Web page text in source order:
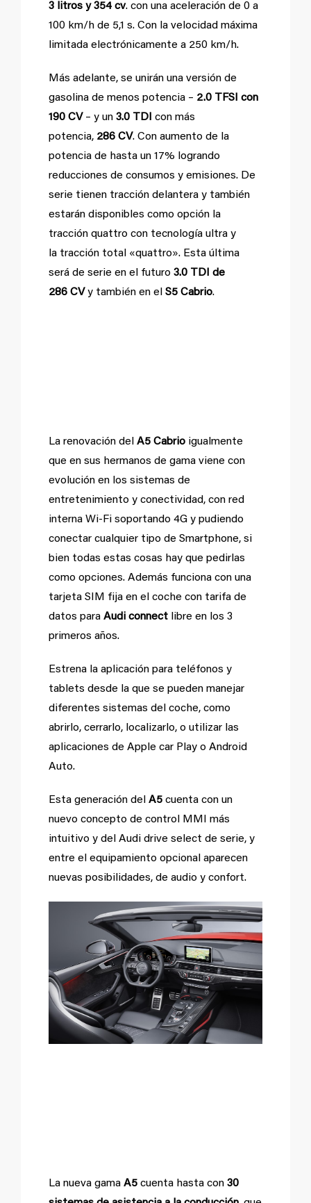
3 litros y 354 cv. con una aceleración de 0 a
100 km/h de 5,1 s. Con la velocidad máxima
limitada electrónicamente a 250 km/h.
Más adelante, se unirán una versión de
gasolina de menos potencia – 2.0 TFSI con
190 CV– y un 3.0 TDI con más
potencia, 286 CV. Con aumento de la
potencia de hasta un 17% logrando
reducciones de consumos y emisiones. De
serie tienen tracción delantera y también
estarán disponibles como opción la
tracción quattro con tecnología ultra y
la tracción total «quattro». Esta última
será de serie en el futuro 3.0 TDI de
286 CVy también en el S5 Cabrio.
La renovación del A5 Cabrio igualmente
que en sus hermanos de gama viene con
evolución en los sistemas de
entretenimiento y conectividad, con red
interna Wi-Fi soportando 4G y pudiendo
conectar cualquier tipo de Smartphone, si
bien todas estas cosas hay que pedirlas
como opciones. Además funciona con una
tarjeta SIM fija en el coche con tarifa de
datos para Audi connect libre en los 3
primeros años.
Estrena la aplicación para teléfonos y
tablets desde la que se pueden manejar
diferentes sistemas del coche, como
abrirlo, cerrarlo, localizarlo, o utilizar las
aplicaciones de Apple car Play o Android
Auto.
Esta generación del A5 cuenta con un
nuevo concepto de control MMI más
intuitivo y del Audi drive select de serie, y
entre el equipamiento opcional aparecen
nuevas posibilidades, de audio y confort.
La nueva gama A5 cuenta hasta con 30